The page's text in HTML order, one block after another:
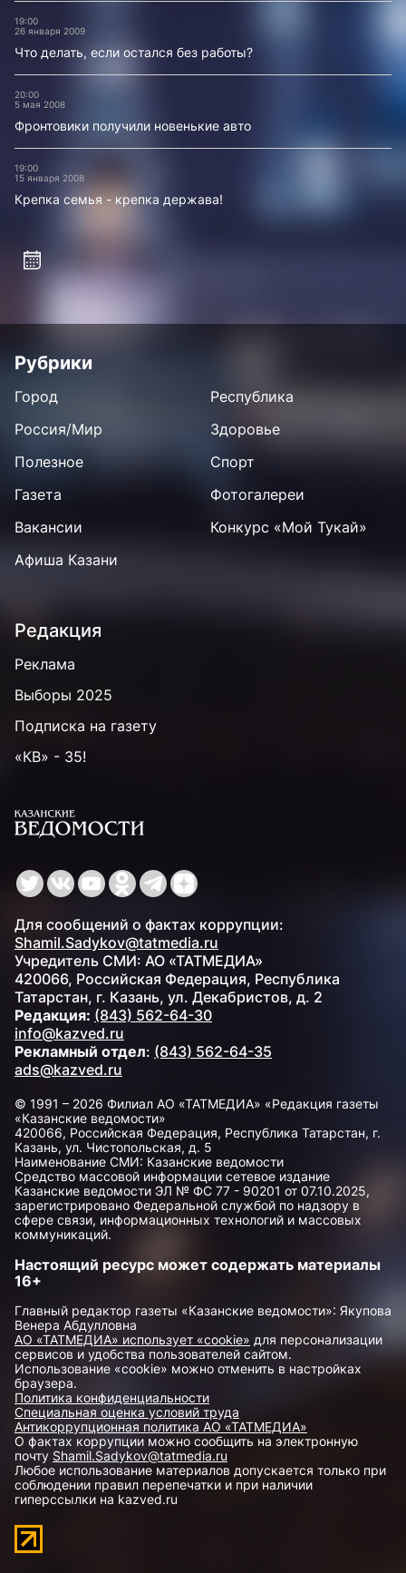
19:00
26 января 2009
Что делать, если остался без работы?
20:00
5 мая 2008
Фронтовики получили новенькие авто
19:00
15 января 2008
Крепка семья - крепка держава!
Рубрики
Город
Республика
Россия/Мир
Здоровье
Полезное
Спорт
Газета
Фотогалереи
Вакансии
Конкурс «Мой Тукай»
Афиша Казани
Редакция
Реклама
Выборы 2025
Подписка на газету
«КВ» - 35!
Для сообщений о фактах коррупции:
Shamil.Sadykov@tatmedia.ru
Учредитель СМИ: АО «ТАТМЕДИА»
420066, Российская Федерация, Республика
Татарстан, г. Казань, ул. Декабристов, д. 2
Редакция: (843) 562-64-30
info@kazved.ru
Рекламный отдел: (843) 562-64-35
ads@kazved.ru
© 1991 – 2026 Филиал АО «ТАТМЕДИА» «Редакция газеты
«Казанские ведомости»
420066, Российская Федерация, Республика Татарстан, г.
Казань, ул. Чистопольская, д. 5
Наименование СМИ: Казанские ведомости
Средство массовой информации сетевое издание
Казанские ведомости ЭЛ № ФС 77 - 90201 от 07.10.2025,
зарегистрировано Федеральной службой по надзору в
сфере связи, информационных технологий и массовых
коммуникаций.
Настоящий ресурс может содержать материалы
16+
Главный редактор газеты «Казанские ведомости»: Якупова
Венера Абдулловна
АО «ТАТМЕДИА» использует «cookie» для персонализации
сервисов и удобства пользователей сайтом.
Использование «cookie» можно отменить в настройках
браузера.
Политика конфиденциальности
Специальная оценка условий труда
Антикоррупционная политика АО «ТАТМЕДИА»
О фактах коррупции можно сообщить на электронную
почту Shamil.Sadykov@tatmedia.ru
Любое использование материалов допускается только при
соблюдении правил перепечатки и при наличии
гиперссылки на kazved.ru